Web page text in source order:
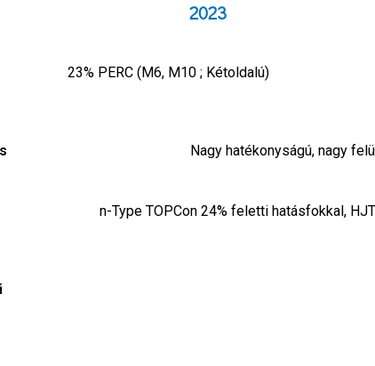
2023
23% PERC (M6, M10 ; Kétoldalú)
Nagy hatékonyságú, nagy
n-Type TOPCon 24% feletti hatásfokkal,